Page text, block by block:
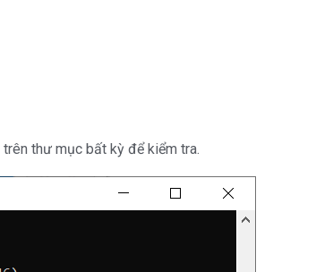
trên thư mục bất kỳ để kiểm tra.